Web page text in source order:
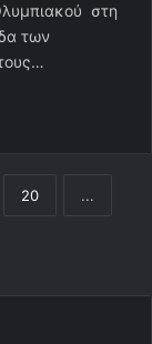
στη
των
20 ...